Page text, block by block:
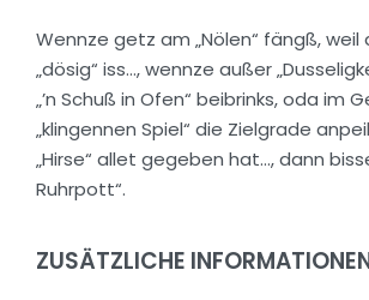
Wennze getz am „Nölen“ fängß, weil
„dösig“ iss…, wennze außer
„’n Schuß in Ofen“ beibrinks, oda im
„klingennen Spiel“ die Zielgrade
„Hirse“ allet gegeben hat…, dann
Ruhrpott“.
ZUSÄTZLICHE